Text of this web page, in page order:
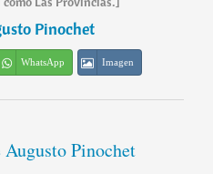
Pinochet
WhatsApp Imagen
Augusto Pinochet